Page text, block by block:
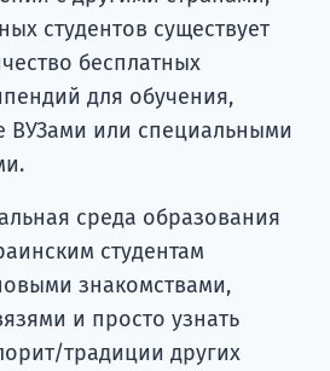
студентов существует
бесплатных
для обучения,
ВУЗами или специальными
среда образования
студентам
знакомствами,
и просто узнать
традиции других